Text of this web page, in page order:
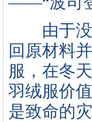
由于没
回原材料
服，在冬
羽绒服价
是致命的